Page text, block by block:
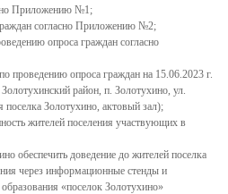
задачи и функции
акты
и структура
Приложению №1;
согласно Приложению №2;
опроса граждан согласно
проведению опроса граждан на 15.06.2023 г.
район, п. Золотухино, ул.
Золотухино, актовый зал);
жителей поселения участвующих в
обеспечить доведение до жителей поселка
через информационные стенды и
«поселок Золотухино»